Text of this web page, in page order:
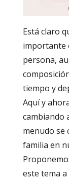
Está claro
importante
persona,
tiempo y
Aquí y
cambiando
menudo se
familia en
este tema